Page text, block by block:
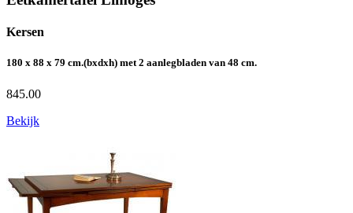
Kersen
180 x 88 x 79 cm.(bxdxh) met 2 aanlegbladen van 48 cm.
845.00
Bekijk